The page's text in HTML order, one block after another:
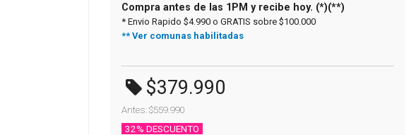
Compra antes de las 1PM y recibe hoy. (*)(**)
* Envio Rapido $4.990 o GRATIS sobre $100.000
** Ver comunas habilitadas
$379.990
Antes: $559.990
32% DESCUENTO